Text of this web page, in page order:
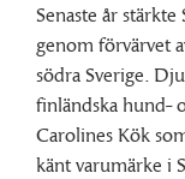
Senaste år
genom förvärvet
södra Sverige.
finländska hund-
Carolines Kök
känt varumärke i